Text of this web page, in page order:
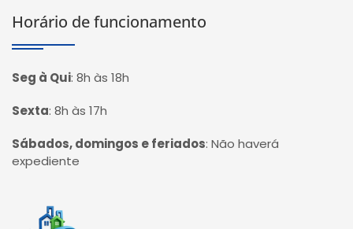
Horário de funcionamento
Seg à Qui: 8h às 18h
Sexta: 8h às 17h
Sábados, domingos e feriados: Não haverá
expediente
Página inicial